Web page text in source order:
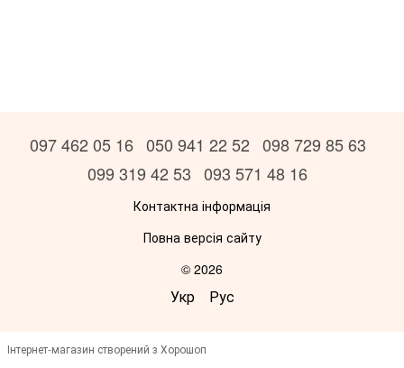
097 462 05 16 050 941 22 52 098 729 85 63
099 319 42 53 093 571 48 16
Контактна інформація
Повна версія сайту
© 2026
Укр Рус
Інтернет-магазин створений з Хорошоп